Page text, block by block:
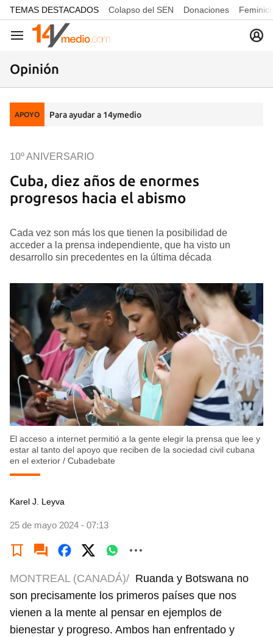
common.go-to-content
TEMAS DESTACADOS Colapso del SEN Donaciones
Navegación
Opinión
APOYO Para ayudar a 14ymedio
Cuba, diez años de enormes
progresos hacia el abismo
10º ANIVERSARIO
Cada vez son más los que tienen la posibilidad de
acceder a la prensa independiente, que ha visto un
desarrollo sin precedentes en la última década
El acceso a internet permitió a la gente elegir la prensa que lee y
estar al tanto del apoyo que reciben de la sociedad civil cubana
en el exterior / Cubadebate
Karel J. Leyva
25 de mayo 2024 - 07:13
MONTREAL (CANADÁ)/ Ruanda y Botswana no
son precisamente los primeros países que nos
vienen a la mente al pensar en ejemplos de
bienestar y progreso. Ambos han enfrentado y